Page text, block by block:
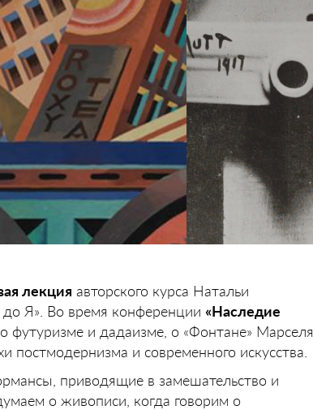
лекция авторского курса Натальи
Я». Во время конференции «Наследие
футуризме и дадаизме, о «Фонтане» Марселя
и современного искусства.
приводящие в замешательство и
о живописи, когда говорим о